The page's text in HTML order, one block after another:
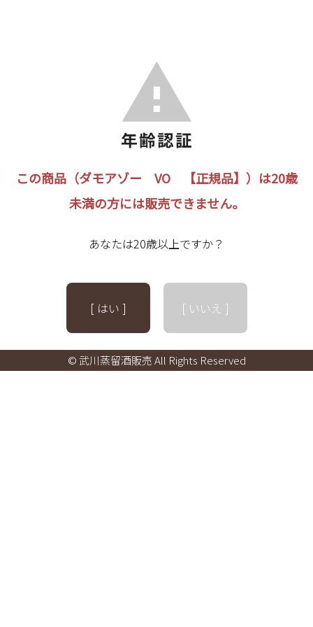
この商品（ダモアゾー VO 【正規品】）は20歳
未満の方には販売できません。
あなたは20歳以上ですか？
[ はい ] [ いいえ ]
© 武川蒸留酒販売 All Rights Reserved